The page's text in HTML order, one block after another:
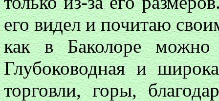
его видел и почитаю
как в Баколоре можно
Глубоководная и
торговли, горы,